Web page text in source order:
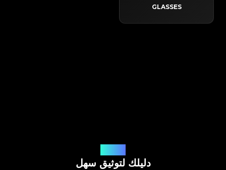
GLASSES
دليلك لتوثيق سهل